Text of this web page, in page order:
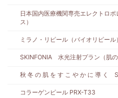
日本国内医療機関専売エレクトロ
ス）
ミラノ・リピール（バイオリピール）
SKINFONIA 水光注射プラン（肌の
秋 冬 の 肌 を す こ や か に 導 く
コラーゲンピール PRX-T33